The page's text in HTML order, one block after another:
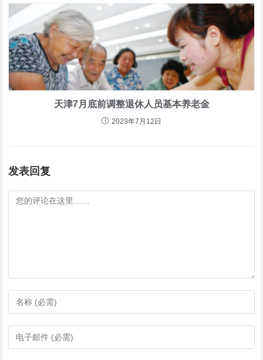
天津7月底前调整退休人员基本养老金
2023年7月12日
发表回复
评
入
您
入